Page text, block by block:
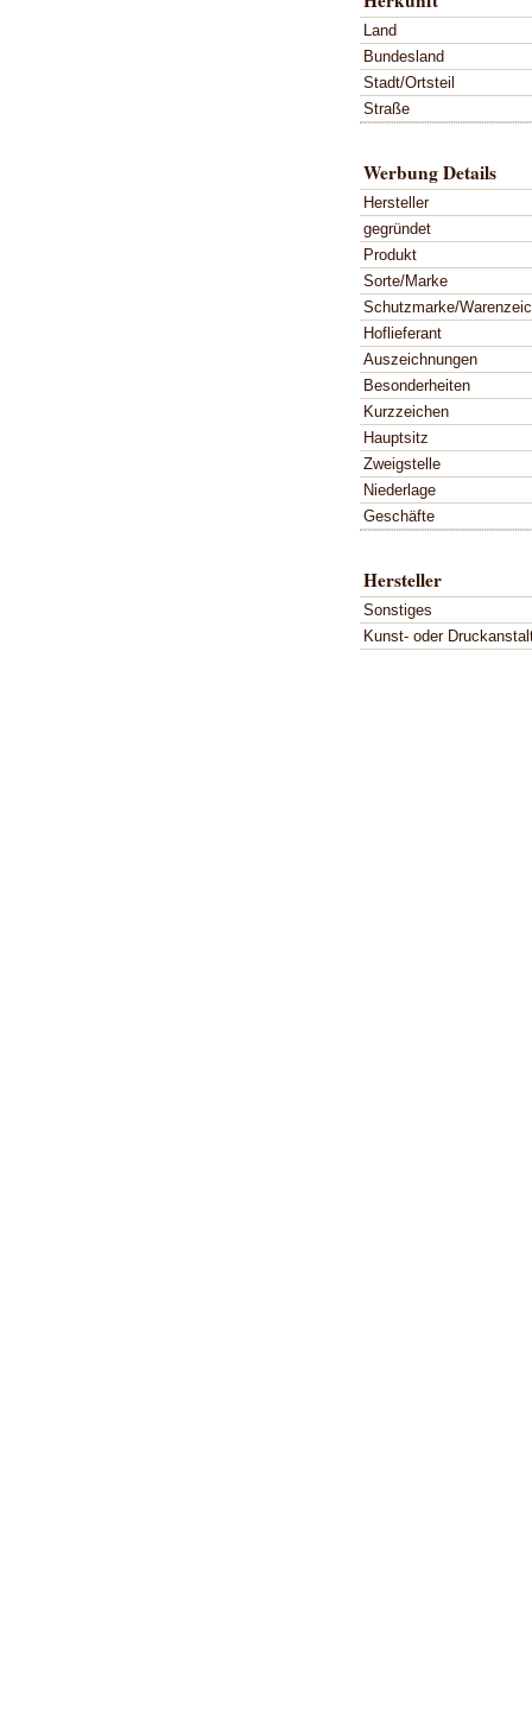
Land
Bundesland
Stadt/Ortsteil
Straße
Werbung Details
Hersteller
gegründet
Produkt
Sorte/Marke
Schutzmarke/
Hoflieferant
Auszeichnungen
Besonderheiten
Kurzzeichen
Hauptsitz
Zweigstelle
Niederlage
Geschäfte
Hersteller
Sonstiges
Kunst- oder